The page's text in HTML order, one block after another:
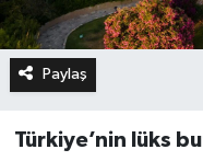
Paylaş
Türkiye’nin lüks